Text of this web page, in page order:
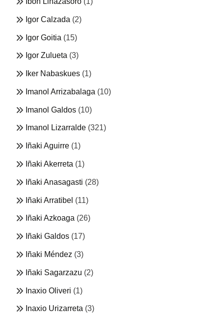
Igor Calzada (2)
Igor Goitia (15)
Igor Zulueta (3)
Iker Nabaskues (1)
Imanol Arrizabalaga (10)
Imanol Galdos (10)
Imanol Lizarralde (321)
Iñaki Aguirre (1)
Iñaki Akerreta (1)
Iñaki Anasagasti (28)
Iñaki Arratibel (11)
Iñaki Azkoaga (26)
Iñaki Galdos (17)
Iñaki Méndez (3)
Iñaki Sagarzazu (2)
Inaxio Oliveri (1)
Inaxio Urizarreta (3)